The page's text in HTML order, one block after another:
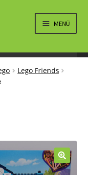
MENÜ
ÖFFNEN
ÖFFNEN
Lego Friends
🔍